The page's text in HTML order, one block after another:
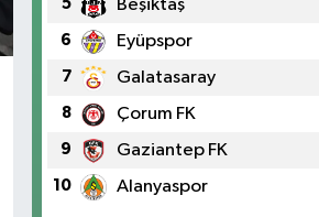
5 Beşiktaş
6 Eyüpspor
7 Galatasaray
8 Çorum FK
9 Gaziantep FK
10 Alanyaspor